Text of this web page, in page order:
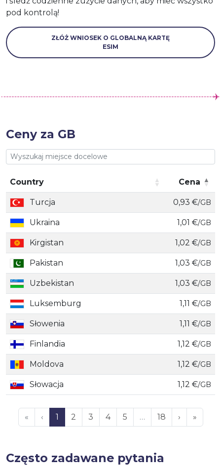
pod kontrolą!
ZŁÓŻ WNIOSEK O GLOBALNĄ KARTĘ
ESIM
Ceny za GB
Country
Cena
Country
Cena
Turcja 0,93 €/GB
Ukraina 1,01 €/GB
Kirgistan 1,02 €/GB
Pakistan 1,03 €/GB
Uzbekistan 1,03 €/GB
Luksemburg 1,11 €/GB
Słowenia 1,11 €/GB
Finlandia 1,12 €/GB
Moldova 1,12 €/GB
Słowacja 1,12 €/GB
« ‹ 1 2 3 4 5 … 18 › »
Często zadawane pytania